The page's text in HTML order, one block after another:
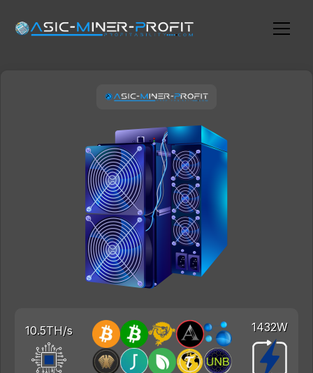
10.5TH/s 1432W